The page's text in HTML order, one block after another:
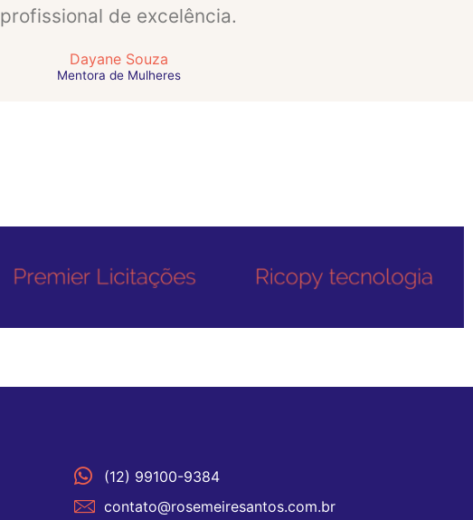
profissional de excelência.
Dayane Souza
Mentora de Mulheres
(12) 99100-9384
contato@rosemeiresantos.com.br